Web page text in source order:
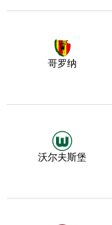
哥罗纳
沃尔夫斯堡